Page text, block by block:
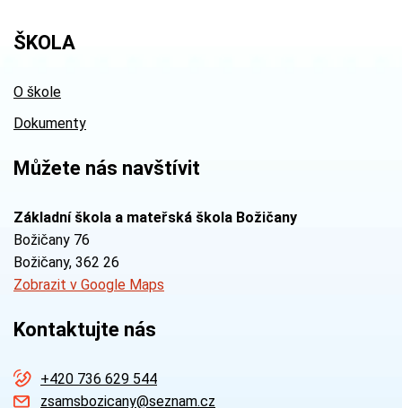
ŠKOLA
O škole
Dokumenty
Můžete nás navštívit
Základní škola a mateřská škola Božičany
Božičany 76
Božičany, 362 26
Zobrazit v Google Maps
Kontaktujte nás
+420 736 629 544
zsamsbozicany@seznam.cz